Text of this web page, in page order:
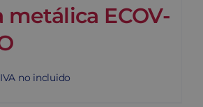
metálica ECOV-
IVA no incluido